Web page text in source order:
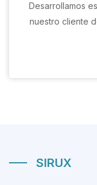
Desarrollamos
nuestro cliente
SIRUX